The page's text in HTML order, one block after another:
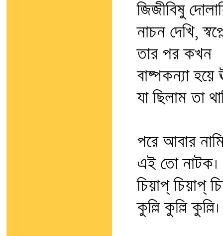
জিজীবিষু
নাচন দেখি,
তার পর কখন
বাষ্পকন্যা হয়ে
যা ছিলাম তা
পরে আবার
এই তো নাটক।
চিয়াপ্‌ চিয়াপ্‌
কুল্লি কুল্লি কুল্লি।